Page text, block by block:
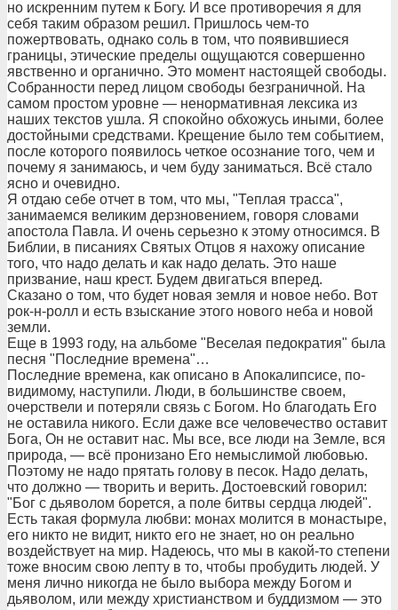
но искренним путем к Богу. И все противоречия я для
себя таким образом решил. Пришлось чем-то
пожертвовать, однако соль в том, что появившиеся
границы, этические пределы ощущаются совершенно
явственно и органично. Это момент настоящей свободы.
Собранности перед лицом свободы безграничной. На
самом простом уровне — ненормативная лексика из
наших текстов ушла. Я спокойно обхожусь иными, более
достойными средствами. Крещение было тем событием,
после которого появилось четкое осознание того, чем и
почему я занимаюсь, и чем буду заниматься. Всё стало
ясно и очевидно.
Я отдаю себе отчет в том, что мы, "Теплая трасса",
занимаемся великим дерзновением, говоря словами
апостола Павла. И очень серьезно к этому относимся. В
Библии, в писаниях Святых Отцов я нахожу описание
того, что надо делать и как надо делать. Это наше
призвание, наш крест. Будем двигаться вперед.
Сказано о том, что будет новая земля и новое небо. Вот
рок-н-ролл и есть взыскание этого нового неба и новой
земли.
Еще в 1993 году, на альбоме "Веселая педократия" была
песня "Последние времена"…
Последние времена, как описано в Апокалипсисе, по-
видимому, наступили. Люди, в большинстве своем,
очерствели и потеряли связь с Богом. Но благодать Его
не оставила никого. Если даже все человечество оставит
Бога, Он не оставит нас. Мы все, все люди на Земле, вся
природа, — всё пронизано Его немыслимой любовью.
Поэтому не надо прятать голову в песок. Надо делать,
что должно — творить и верить. Достоевский говорил:
"Бог с дьяволом борется, а поле битвы сердца людей".
Есть такая формула любви: монах молится в монастыре,
его никто не видит, никто его не знает, но он реально
воздействует на мир. Надеюсь, что мы в какой-то степени
тоже вносим свою лепту в то, чтобы пробудить людей. У
меня лично никогда не было выбора между Богом и
дьяволом, или между христианством и буддизмом — это